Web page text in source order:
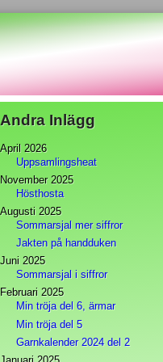
Andra Inlägg
April 2026
Uppsamlingsheat
November 2025
Hösthosta
Augusti 2025
Sommarsjal mer siffror
Jakten på handduken
Juni 2025
Sommarsjal i siffror
Februari 2025
Min tröja del 6, ärmar
Min tröja del 5
Garnkalender 2024 del 2